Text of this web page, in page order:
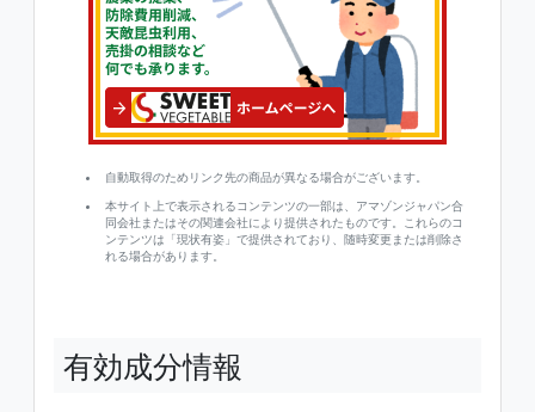
自動取得のためリンク先の商品が異なる場合がございます。
本サイト上で表示されるコンテンツの一部は、アマゾンジャパン合
同会社またはその関連会社により提供されたものです。これらのコ
ンテンツは「現状有姿」で提供されており、随時変更または削除さ
れる場合があります。
有効成分情報